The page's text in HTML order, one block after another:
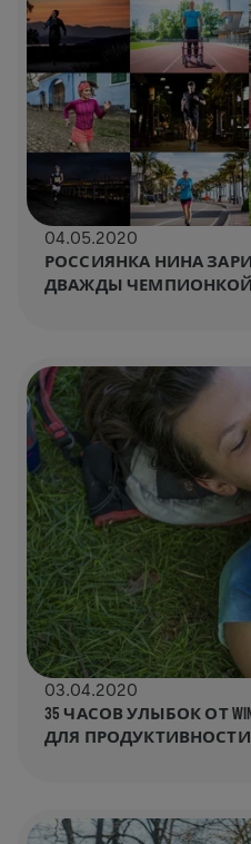
04.05.2020
РОССИЯНКА НИНА
ДВАЖДЫ
03.04.2020
35 ЧАСОВ УЛЫБОК ОТ WINGS
ДЛЯ ПРОДУКТИВНОСТИ